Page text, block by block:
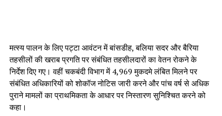
मत्स्य पालन के लिए पट्टा आवंटन में बांसडीह, बलिया सदर और बैरिया
तहसीलों की खराब प्रगति पर संबंधित तहसीलदारों का वेतन रोकने के
निर्देश दिए गए। वहीं चकबंदी विभाग में 4,969 मुकदमे लंबित मिलने पर
संबंधित अधिकारियों को शोकॉज नोटिस जारी करने और पांच वर्ष से अधिक
पुराने मामलों का प्राथमिकता के आधार पर निस्तारण सुनिश्चित करने को
कहा।